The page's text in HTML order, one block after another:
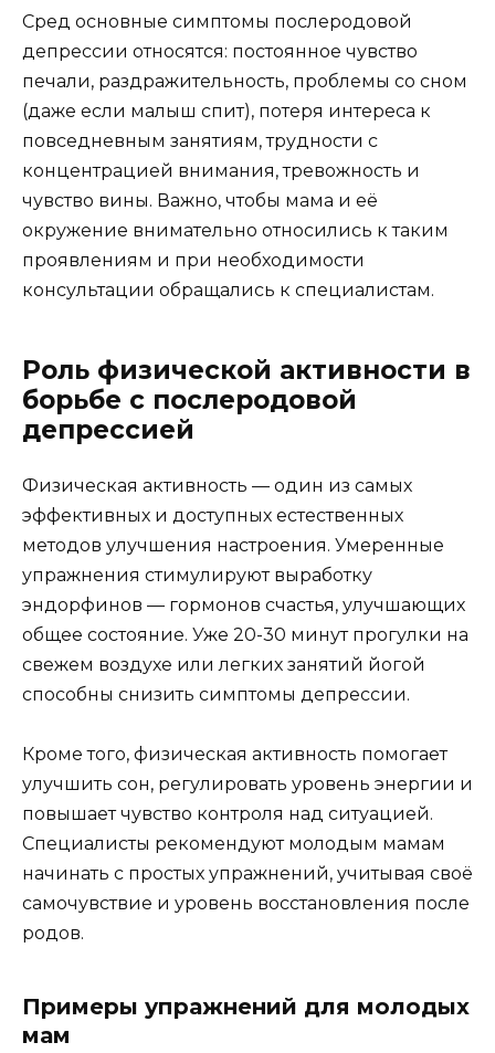
Сред основные симптомы послеродовой
депрессии относятся: постоянное чувство
печали, раздражительность, проблемы со сном
(даже если малыш спит), потеря интереса к
повседневным занятиям, трудности с
концентрацией внимания, тревожность и
чувство вины. Важно, чтобы мама и её
окружение внимательно относились к таким
проявлениям и при необходимости
консультации обращались к специалистам.
Роль физической активности в
борьбе с послеродовой
депрессией
Физическая активность — один из самых
эффективных и доступных естественных
методов улучшения настроения. Умеренные
упражнения стимулируют выработку
эндорфинов — гормонов счастья, улучшающих
общее состояние. Уже 20-30 минут прогулки на
свежем воздухе или легких занятий йогой
способны снизить симптомы депрессии.
Кроме того, физическая активность помогает
улучшить сон, регулировать уровень энергии и
повышает чувство контроля над ситуацией.
Специалисты рекомендуют молодым мамам
начинать с простых упражнений, учитывая своё
самочувствие и уровень восстановления после
родов.
Примеры упражнений для молодых
мам